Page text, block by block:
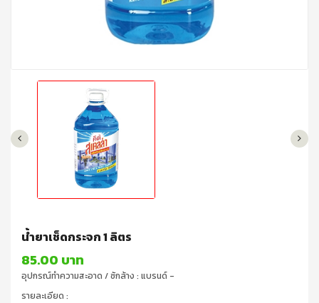
น้ำยาเช็ดกระจก 1 ลิตร
85.00 บาท
อุปกรณ์ทำความสะอาด / ซักล้าง : แบรนด์ -
รายละเอียด :